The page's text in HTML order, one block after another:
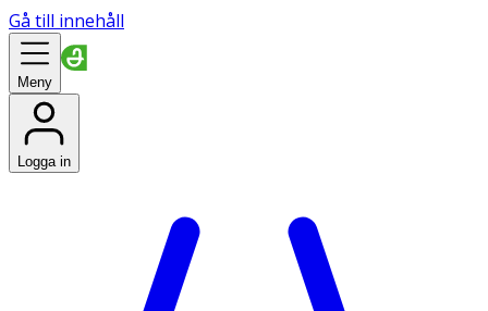
Gå till innehåll
Meny
Logga in